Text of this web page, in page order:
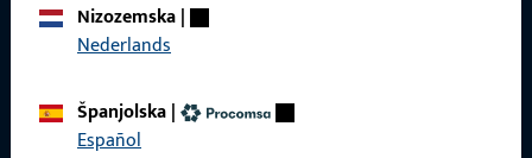
Nizozemska|
Nederlands
Španjolska|
Español